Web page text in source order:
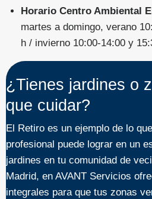
Horario Centro Ambiental
martes a domingo, verano
h / invierno 10:00-14:00 y
¿Tienes jardines o
que cuidar?
El Retiro es un ejemplo de lo
profesional puede lograr en un
jardines en tu comunidad de
Madrid, en AVANT Servicios
integrales para que tus zonas